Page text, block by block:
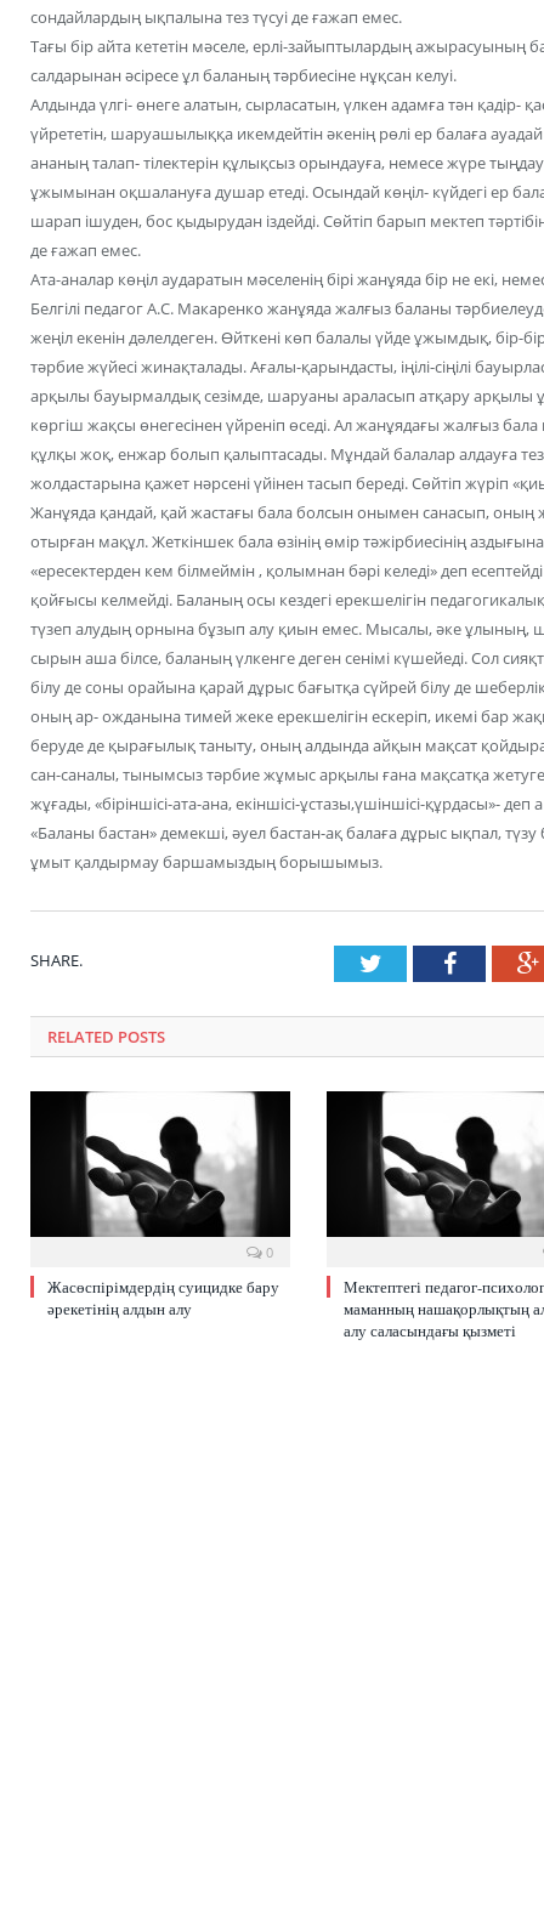
сондайлардың ықпалына тез түсуі де ғажап емес.
Тағы бір айта кететін мәселе, ерлі-зайыптылардың ажырасуының
салдарынан әсіресе ұл баланың тәрбиесіне нұқсан келуі.
Алдында үлгі- өнеге алатын, сырласатын, үлкен адамға тән қадір-
үйрететін, шаруашылыққа икемдейтін әкенің рөлі ер балаға
ананың талап- тілектерін құлықсыз орындауға, немесе жүре
ұжымынан оқшалануға душар етеді. Осындай көңіл- күйдегі ер
шарап ішуден, бос қыдырудан іздейді. Сөйтіп барып мектеп
де ғажап емес.
Ата-аналар көңіл аударатын мәселенің бірі жанұяда бір не екі,
Белгілі педагог А.С. Макаренко жанұяда жалғыз баланы
жеңіл екенін дәлелдеген. Өйткені көп балалы үйде ұжымдық, бір-
тәрбие жүйесі жинақталады. Ағалы-қарындасты, іңілі-сіңілі
арқылы бауырмалдық сезімде, шаруаны араласып атқару арқылы
көргіш жақсы өнегесінен үйреніп өседі. Ал жанұядағы жалғыз
құлқы жоқ, енжар болып қалыптасады. Мұндай балалар алдауға
жолдастарына қажет нәрсені үйінен тасып береді. Сөйтіп жүріп
Жанұяда қандай, қай жастағы бала болсын онымен санасып, оның
отырған мақұл. Жеткіншек бала өзінің өмір тәжірбиесінің
«ересектерден кем білмеймін , қолымнан бәрі келеді» деп
қойғысы келмейді. Баланың осы кездегі ерекшелігін
түзеп алудың орнына бұзып алу қиын емес. Мысалы, әке ұлының,
сырын аша білсе, баланың үлкенге деген сенімі күшейеді. Сол
білу де соны орайына қарай дұрыс бағытқа сүйрей білу де
оның ар- ожданына тимей жеке ерекшелігін ескеріп, икемі бар
беруде де қырағылық таныту, оның алдында айқын мақсат
сан-саналы, тынымсыз тәрбие жұмыс арқылы ғана мақсатқа
жұғады, «біріншісі-ата-ана, екіншісі-ұстазы,үшіншісі-құрдасы»-
«Баланы бастан» демекші, әуел бастан-ақ балаға дұрыс ықпал,
ұмыт қалдырмау баршамыздың борышымыз.
SHARE. Twitter
RELATED POSTS
0
Жасөспірімдердің суицидке бару
әрекетінің алдын алу
Мектептегі педагог-психолог
маманның нашақорлықтың
алу саласындағы қызметі